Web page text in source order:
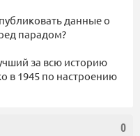
данные о
парадом?
за всю историю
в 1945 по настроению
0